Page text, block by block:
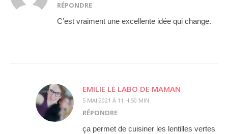
RÉPONDRE
C’est vraiment une excellente idée qui change.
EMILIE LE LABO DE MAMAN
5 MAI 2021 À 11 H 50 MIN
RÉPONDRE
ça permet de cuisiner les lentilles vertes